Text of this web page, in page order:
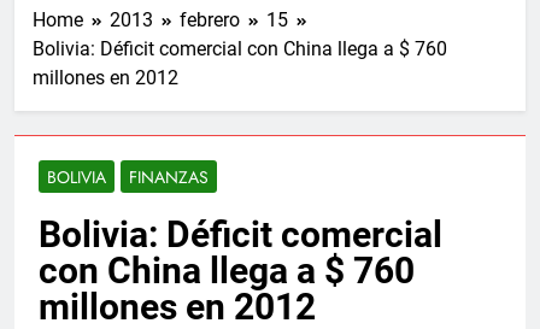
Home 2013 febrero
15
Bolivia: Déficit comercial con China llega a $ 760
millones en 2012
BOLIVIA FINANZAS
Bolivia: Déficit comercial
con China llega a $ 760
millones en 2012